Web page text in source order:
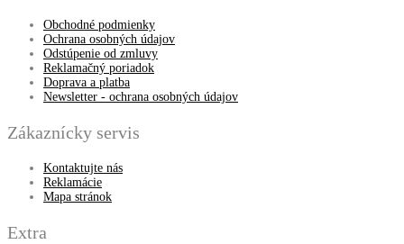
Obchodné podmienky
Ochrana osobných údajov
Odstúpenie od zmluvy
Reklamačný poriadok
Doprava a platba
Newsletter - ochrana osobných údajov
Zákaznícky servis
Kontaktujte nás
Reklamácie
Mapa stránok
Extra